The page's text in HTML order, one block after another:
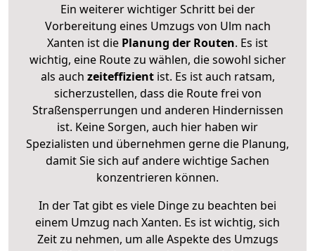
Ein weiterer wichtiger Schritt bei der
Vorbereitung eines Umzugs von Ulm nach
Xanten ist die Planung der Routen. Es ist
wichtig, eine Route zu wählen, die sowohl sicher
als auch zeiteffizientist. Es ist auch ratsam,
sicherzustellen, dass die Route frei von
Straßensperrungen und anderen Hindernissen
ist. Keine Sorgen, auch hier haben wir
Spezialisten und übernehmen gerne die Planung,
damit Sie sich auf andere wichtige Sachen
konzentrieren können.
In der Tat gibt es viele Dinge zu beachten bei
einem Umzug nach Xanten. Es ist wichtig, sich
Zeit zu nehmen, um alle Aspekte des Umzugs